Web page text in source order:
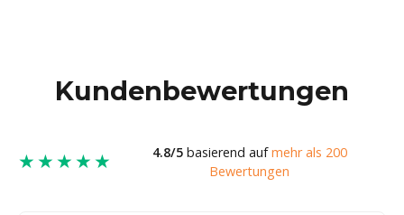
Kundenbewertungen
★★★★★ 4.8/5basierend aufmehr als 200
Bewertungen